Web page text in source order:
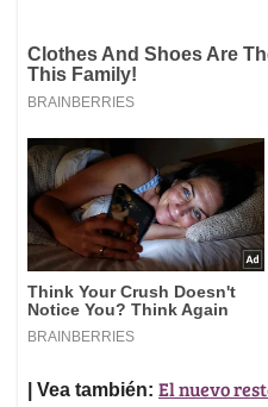
| Vea también: El nuevo